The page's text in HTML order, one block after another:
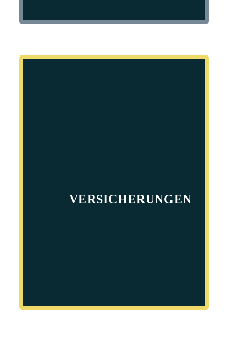
VERSICHERUNGEN